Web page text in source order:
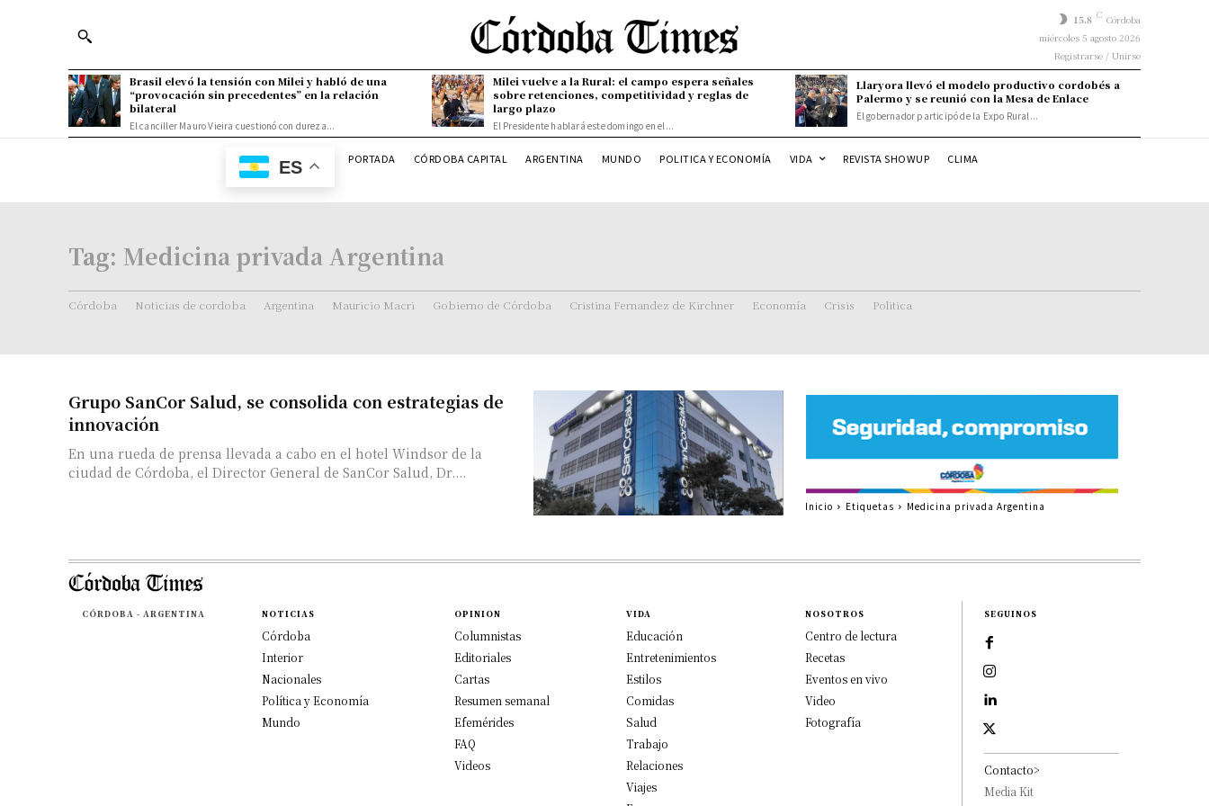
15.8 C Córdoba
miércoles 5 agosto 2026
Registrarse / Unirse
Brasil elevó la tensión con Milei y habló de una
“provocación sin precedentes” en la relación
bilateral
El canciller Mauro Vieira cuestionó con dureza...
Milei vuelve a la Rural: el campo espera señales
sobre retenciones, competitividad y reglas de
largo plazo
El Presidente hablará este domingo en el...
Llaryora llevó el modelo productivo cordobés a
Palermo y se reunió con la Mesa de Enlace
El gobernador participó de la Expo Rural...
ES PORTADA CÓRDOBA CAPITAL ARGENTINA MUNDO POLITICA Y ECONOMÍA VIDA REVISTA SHOWUP CLIMA
Tag: Medicina privada Argentina
Córdoba Noticias de cordoba Argentina Mauricio Macri Gobierno de Córdoba Cristina Fernandez de Kirchner Economía Crisis Politica
Grupo SanCor Salud, se consolida con estrategias de
innovación
En una rueda de prensa llevada a cabo en el hotel Windsor de la
ciudad de Córdoba, el Director General de SanCor Salud, Dr....
Inicio Etiquetas Medicina privada Argentina
CÓRDOBA - ARGENTINA NOTICIAS
Córdoba
Interior
Nacionales
Política y Economía
Mundo
OPINION
Columnistas
Editoriales
Cartas
Resumen semanal
Efemérides
FAQ
Videos
VIDA
Educación
Entretenimientos
Estilos
Comidas
Salud
Trabajo
Relaciones
Viajes
NOSOTROS
Centro de lectura
Recetas
Eventos en vivo
Video
Fotografía
SEGUINOS
Contacto>
Media Kit